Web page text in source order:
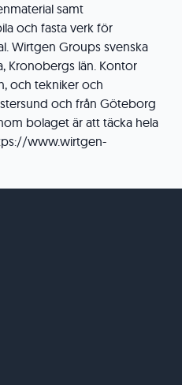
samt
och fasta verk för
Wirtgen Groups svenska
Kronobergs län. Kontor
och tekniker och
och från Göteborg
bolaget är att täcka hela
www.wirtgen-